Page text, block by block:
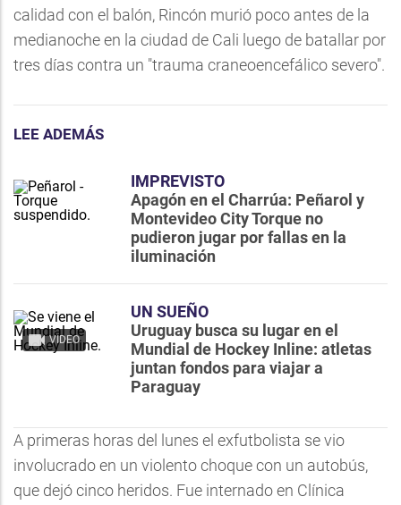
calidad con el balón, Rincón murió poco antes de la
medianoche en la ciudad de Cali luego de batallar por
tres días contra un "trauma craneoencefálico severo".
LEE ADEMÁS
IMPREVISTO
Apagón en el Charrúa: Peñarol y
Montevideo City Torque no
pudieron jugar por fallas en la
iluminación
VIDEO
UN SUEÑO
Uruguay busca su lugar en el
Mundial de Hockey Inline: atletas
juntan fondos para viajar a
Paraguay
A primeras horas del lunes el exfutbolista se vio
involucrado en un violento choque con un autobús,
que dejó cinco heridos. Fue internado en Clínica